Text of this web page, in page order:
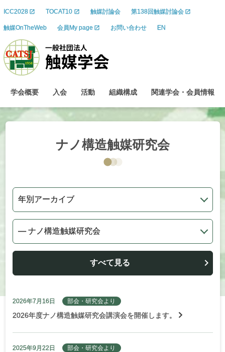
ICC2028 TOCAT10 触媒討論会 第138回触媒討論会
触媒OnTheWeb 会員My page お問い合わせ EN
学会概要 入会 活動 組織構成 関連学会 ・ 会員情報
ナノ構造触媒研究会
すべて見る
2026年7月16日 部会・研究会より
2026年度ナノ構造触媒研究会講演会を開催します。
2025年9月22日 部会・研究会より